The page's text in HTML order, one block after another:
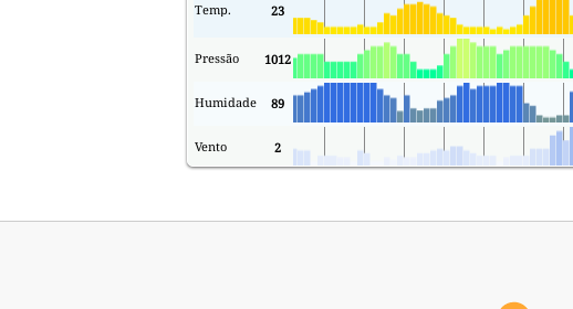
Temp. 23
Pressão 1012
Humidade 89
Vento 2